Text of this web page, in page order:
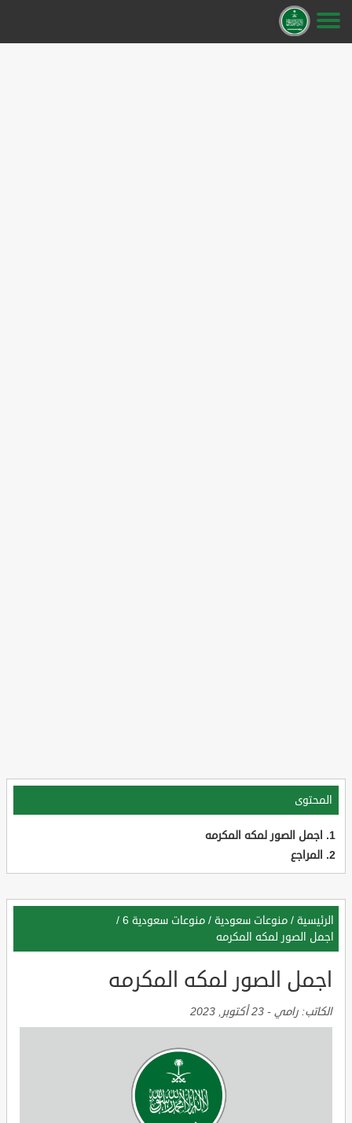
المحتوى
اجمل الصور لمكه المكرمه
المراجع
الرئيسية / منوعات سعودية / منوعات سعودية 6
/
اجمل الصور لمكه المكرمه
اجمل الصور لمكه المكرمه
الكاتب: رامي - 23 أكتوبر, 2023